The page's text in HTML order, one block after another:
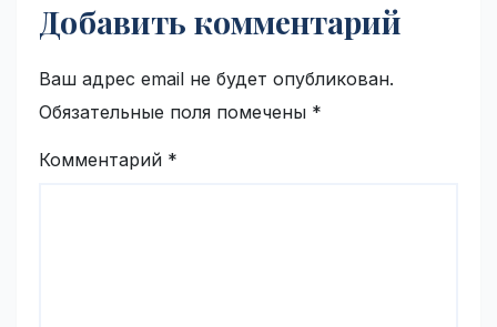
Добавить комментарий
Ваш адрес email не будет опубликован.
Обязательные поля помечены *
Комментарий *